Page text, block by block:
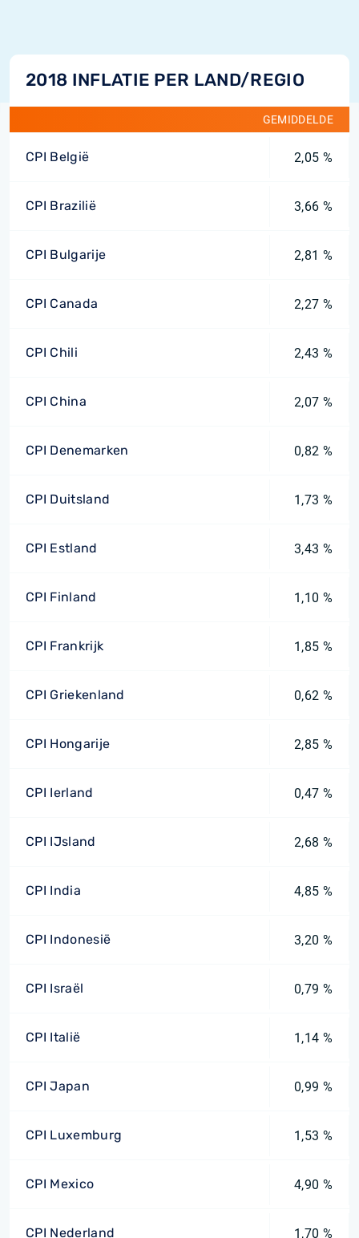
2018 INFLATIE PER LAND/REGIO
GEMIDDELDE
CPI België 2,05 %
CPI Brazilië 3,66 %
CPI Bulgarije 2,81 %
CPI Canada 2,27 %
CPI Chili 2,43 %
CPI China 2,07 %
CPI Denemarken 0,82 %
CPI Duitsland 1,73 %
CPI Estland 3,43 %
CPI Finland 1,10 %
CPI Frankrijk 1,85 %
CPI Griekenland 0,62 %
CPI Hongarije 2,85 %
CPI Ierland 0,47 %
CPI IJsland 2,68 %
CPI India 4,85 %
CPI Indonesië 3,20 %
CPI Israël 0,79 %
CPI Italië 1,14 %
CPI Japan 0,99 %
CPI Luxemburg 1,53 %
CPI Mexico 4,90 %
CPI Nederland 1,70 %